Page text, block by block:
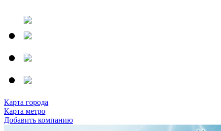
Карта города
Карта метро
Добавить компанию